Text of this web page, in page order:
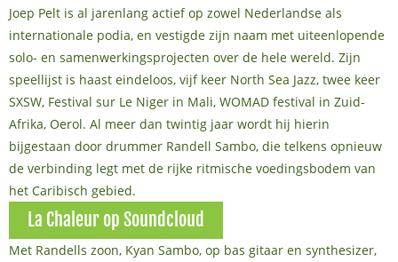
Joep Pelt is al jarenlang actief op zowel Nederlandse als
internationale podia, en vestigde zijn naam met uiteenlopende
solo- en samenwerkingsprojecten over de hele wereld. Zijn
speellijst is haast eindeloos, vijf keer North Sea Jazz, twee keer
SXSW, Festival sur Le Niger in Mali, WOMAD festival in Zuid-
Afrika, Oerol. Al meer dan twintig jaar wordt hij hierin
bijgestaan door drummer Randell Sambo, die telkens opnieuw
de verbinding legt met de rijke ritmische voedingsbodem van
het Caribisch gebied.
La Chaleur op Soundcloud
Met Randells zoon, Kyan Sambo, op bas gitaar en synthesizer,